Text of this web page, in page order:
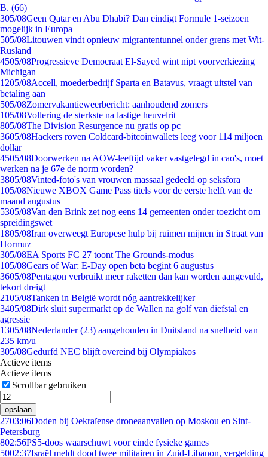
B. (66)
305/08Geen Qatar en Abu Dhabi? Dan eindigt Formule 1-seizoen
mogelijk in Europa
505/08Litouwen vindt opnieuw migrantentunnel onder grens met Wit-
Rusland
4505/08Progressieve Democraat El-Sayed wint nipt voorverkiezing
Michigan
1205/08Accell, moederbedrijf Sparta en Batavus, vraagt uitstel van
betaling aan
505/08Zomervakantieweerbericht: aanhoudend zomers
105/08Vollering de sterkste na lastige heuvelrit
805/08The Division Resurgence nu gratis op pc
3605/08Hackers roven Coldcard-bitcoinwallets leeg voor 114 miljoen
dollar
4505/08Doorwerken na AOW-leeftijd vaker vastgelegd in cao's, moet
werken na je 67e de norm worden?
3805/08Vinted-foto's van vrouwen massaal gedeeld op seksfora
105/08Nieuwe XBOX Game Pass titels voor de eerste helft van de
maand augustus
5305/08Van den Brink zet nog eens 14 gemeenten onder toezicht om
spreidingswet
1805/08Iran overweegt Europese hulp bij ruimen mijnen in Straat van
Hormuz
305/08EA Sports FC 27 toont The Grounds-modus
105/08Gears of War: E-Day open beta begint 6 augustus
3605/08Pentagon verbruikt meer raketten dan kan worden aangevuld,
tekort dreigt
2105/08Tanken in België wordt nóg aantrekkelijker
3405/08Dirk sluit supermarkt op de Wallen na golf van diefstal en
agressie
1305/08Nederlander (23) aangehouden in Duitsland na snelheid van
235 km/u
305/08Gedurfd NEC blijft overeind bij Olympiakos
Actieve items
Actieve items
Scrollbar gebruiken
opslaan
2703:06Doden bij Oekraïense droneaanvallen op Moskou en Sint-
Petersburg
802:56PS5-doos waarschuwt voor einde fysieke games
5002:37Israël meldt dood twee militairen in Zuid-Libanon, vergelding